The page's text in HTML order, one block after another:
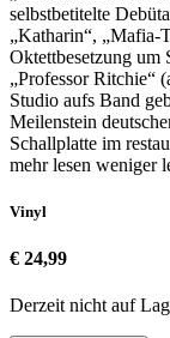
selbstbetitelte
„Katharin“, „Mafia-
Oktettbesetzung um
„Professor Ritchie“
Studio aufs Band
Meilenstein
Schallplatte im
mehr lesen weniger
Vinyl
€ 24,99
Derzeit nicht auf